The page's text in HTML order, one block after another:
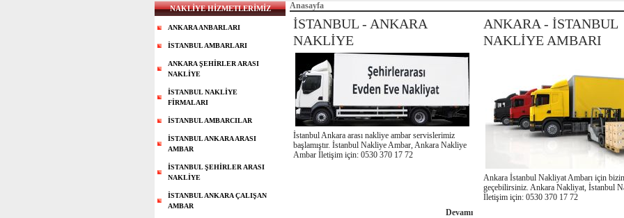
NAKLİYE HİZMETLERİMİZ
ANKARA ANBARLARI
İSTANBUL AMBARLARI
ANKARA ŞEHİRLER ARASI
NAKLİYE
İSTANBUL NAKLİYE
FİRMALARI
İSTANBUL AMBARCILAR
İSTANBUL ANKARA ARASI
AMBAR
İSTANBUL ŞEHİRLER ARASI
NAKLİYE
İSTANBUL ANKARA ÇALIŞAN
AMBAR
Anasayfa
İSTANBUL - ANKARA
NAKLİYE
ANKARA - İSTANBUL
NAKLİYE AMBARI
İstanbul Ankara arası nakliye ambar servislerimiz
başlamıştır. İstanbul Nakliye Ambar, Ankara Nakliye
Ambar İletişim için: 0530 370 17 72
Ankara İstanbul Nakliyat Ambarı için
geçebilirsiniz. Ankara Nakliyat, İstanbul
İletişim için: 0530 370 17 72
Devamı